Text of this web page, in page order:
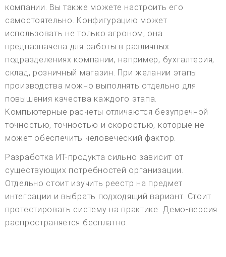
компании. Вы также можете настроить его
самостоятельно. Конфигурацию может
использовать не только агроном, она
предназначена для работы в различных
подразделениях компании, например, бухгалтерия,
склад, розничный магазин. При желании этапы
производства можно выполнять отдельно для
повышения качества каждого этапа.
Компьютерные расчеты отличаются безупречной
точностью, точностью и скоростью, которые не
может обеспечить человеческий фактор.
Разработка ИТ-продукта сильно зависит от
существующих потребностей организации.
Отдельно стоит изучить реестр на предмет
интеграции и выбрать подходящий вариант. Стоит
протестировать систему на практике. Демо-версия
распространяется бесплатно.